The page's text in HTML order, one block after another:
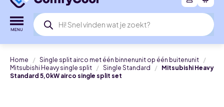
Producten
zoeken
Home
Single split airco met één binnenunit op één buitenunit
Mitsubishi Heavy single split
Single Standard
Mitsubishi Heavy
Standard 5,0kW airco single split set